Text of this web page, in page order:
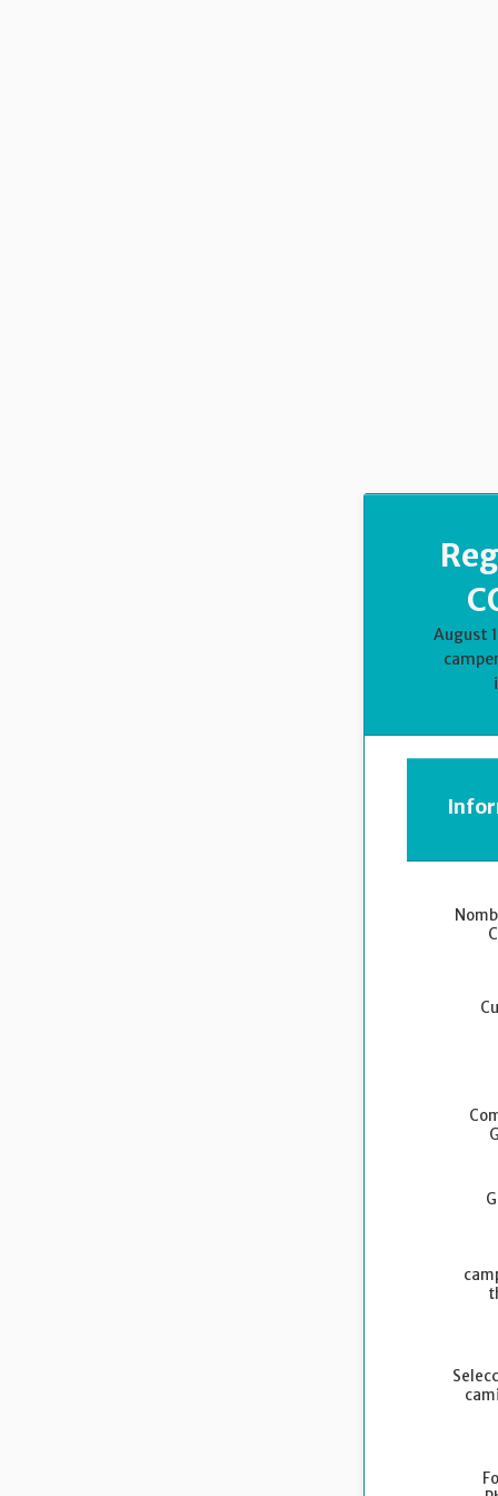
August